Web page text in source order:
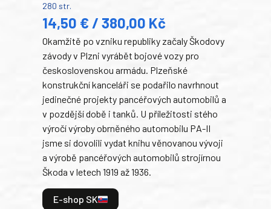
280 str.
14,50 € / 380,00 Kč
Okamžitě po vzniku republiky začaly Škodovy
závody v Plzni vyrábět bojové vozy pro
československou armádu. Plzeňské
konstrukční kanceláři se podařilo navrhnout
jedinečné projekty pancéřových automobilů a
v pozdější době i tanků. U příležitosti stého
výročí výroby obrněného automobilu PA-II
jsme si dovolili vydat knihu věnovanou vývoji
a výrobě pancéřových automobilů strojírnou
Škoda v letech 1919 až 1936.
E-shop SK